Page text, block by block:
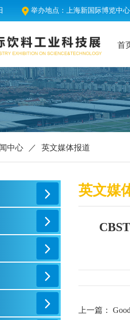
举办地点：上海新国际博览中
首
中心 ／ 英文媒体报道
英文媒
上一篇：